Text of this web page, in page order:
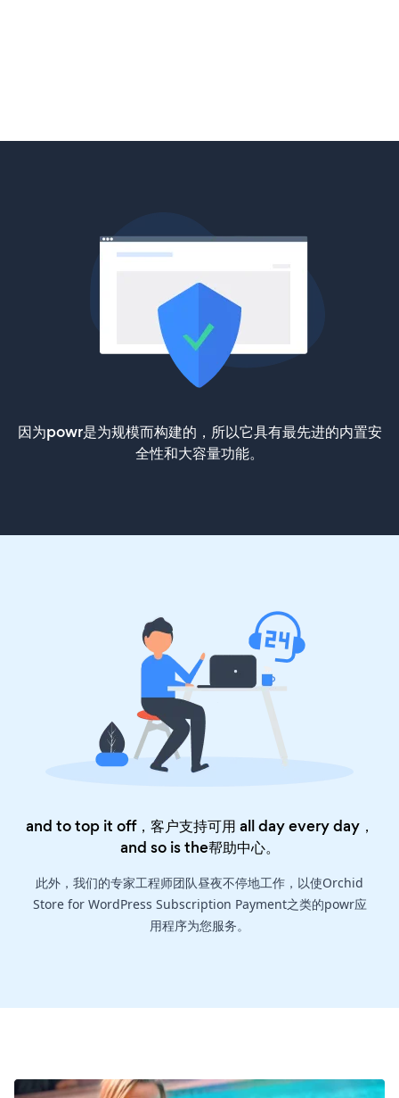
因为powr是为规模而构建的，所以它具有最先进的内置安
全性和大容量功能。
and to top it off，客户支持可用 all day every day，
and so is the帮助中心。
此外，我们的专家工程师团队昼夜不停地工作，以使Orchid
Store for WordPress Subscription Payment之类的powr应
用程序为您服务。